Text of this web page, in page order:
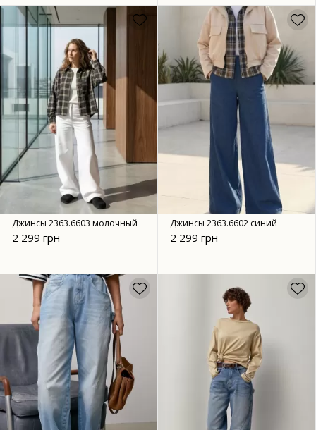
Джинсы 2363.6603 молочный
2 299 грн
Джинсы 2363.6602 синий
2 299 грн